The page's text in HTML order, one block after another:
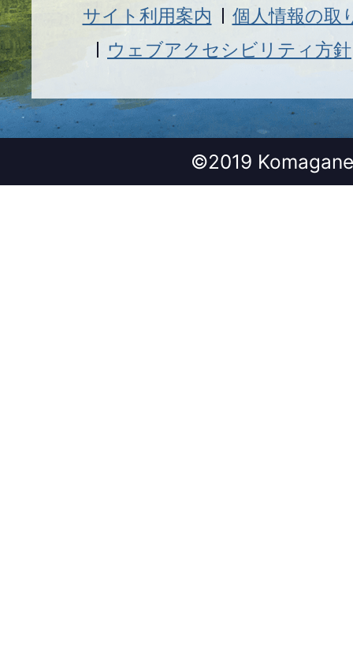
サイト利用案内
個人情報の取
ウェブアクセシビリティ方針
©2019